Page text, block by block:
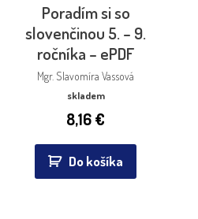
Poradím si so
slovenčinou 5. – 9.
ročníka – ePDF
Mgr. Slavomíra Vassová
skladem
8,16€
Do košíka